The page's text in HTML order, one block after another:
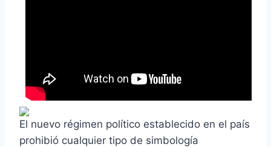
El nuevo régimen político establecido en el país
prohibió cualquier tipo de simbología